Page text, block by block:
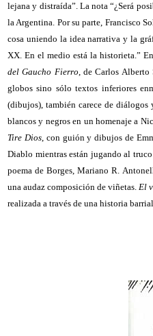
lejana y distraída”. La nota “¿Será
la Argentina. Por su parte, Francisco
cosa uniendo la idea narrativa y la
XX. En el medio está la historieta.”
del Gaucho Fierro, de Carlos
globos sino sólo textos inferiores
(dibujos), también carece de
blancos y negros en un homenaje a
Tire Dios, con guión y dibujos de
Diablo mientras están jugando al
poema de Borges, Mariano R.
una audaz composición de viñetas. El
realizada a través de una historia